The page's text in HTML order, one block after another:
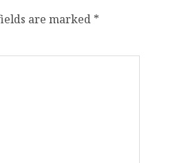
are marked *